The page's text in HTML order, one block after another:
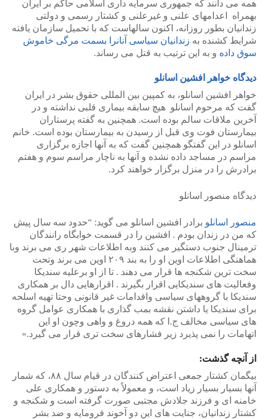
همه می دانند که جمهوری سرمایه داری اسلامی حاکم بر ایران
بهمراه اعدامهای علنی و غیرعلنی و کشتار رسمی و دولتی
زندانیان بطور روزانه، اکنون سالهاست که با تحمیل سازمان یافته
شرایط کشنده به زندانیان سیاسی آنانرا بسمت مرگی خاموش
سوق داده و به این ترتیب به قتل می رساند.
دیدگاه خواهر افشین اسانلو
خواهر افشین اسانلو، به کمپین بین المللی حقوق بشر در ایران
گفت که مرحوم اسانلو هیچ سابقه بیماری قلبی نداشته و در
آخرین ملاقات سالم بوده است. همچنین به گفته پرستاران
بیمارستان فوت وی قبل از رسیدن به بیمارستان بوده است. خانم
اسانلو در این گفتگو همچنین گفت که به آنها اجازه برگزاری
مراسم در مساجد داده نشده و آنها به ناچار مراسم سوم و هفتم
برادرش را در منزل برگزار خواهند کرد.
دیدگاه منصور اسانلو
منصور اسانلو برادر افشین اسانلو می گوید: “حدود سه سال پیش
که من در زندان بودم . افشین را در قسمت خوابگاه رانندگان
ترمینال جنوب دستگیر می کنند وبه اطلاعات شهر ری می برند وبا
هماهنگی اطلاعات اوین او را به بند ۲۰۹ اوین می برند وتحت
سخت ترین شکنجه ها قرار می دهند . تا از او برعلیه سندیکا
وفعالیت های سندیکایی اقرار بگیرند . اقرارهایی دال بر همکاری
سندیکا با گروههای سیاسی واقدامات غیر قانونی وحتا تهیه اسلحه
برای سندیکا یا داشتن نقشه بمب گذاری با همکاری عوامل گروه
های سیاسی مخالف ج.ا که همه دروغ و واهی وچون او این
اتهامات را نمی پذیرد زیر فشارهای سخت تری قرار می گیرد.»
از آنچه گذشت:
بیگمان کشتار جمعی اعتراض کنندگان در قیام سال ۸۸، که شمار
آنها بسیار بسیار زیاد است، و معمولاً به دستور و همکاری علی
خامنه ای و فرزند جلادش مجتبی صورت گرفته است و شکنجه و
کشتار زندانیان، جنایت های این دو آخوند فرومایه و ضد بشر